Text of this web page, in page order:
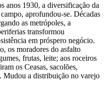
anos 1930, a diversificação da
aprofundou-se. Décadas
as metrópoles, a
transformou
em próspero negócio.
os moradores do asfalto
frutas, leite; aos roceiros
os Ceasas, sacolões,
Mudou a distribuição no varejo